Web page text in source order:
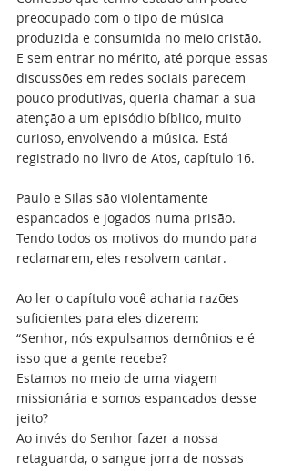
preocupado com o tipo de música
produzida e consumida no meio cristão.
E sem entrar no mérito, até porque essas
discussões em redes sociais parecem
pouco produtivas, queria chamar a sua
atenção a um episódio bíblico, muito
curioso, envolvendo a música. Está
registrado no livro de Atos, capítulo 16.
Paulo e Silas são violentamente
espancados e jogados numa prisão.
Tendo todos os motivos do mundo para
reclamarem, eles resolvem cantar.
Ao ler o capítulo você acharia razões
suficientes para eles dizerem:
“Senhor, nós expulsamos demônios e é
isso que a gente recebe?
Estamos no meio de uma viagem
missionária e somos espancados desse
jeito?
Ao invés do Senhor fazer a nossa
retaguarda, o sangue jorra de nossas